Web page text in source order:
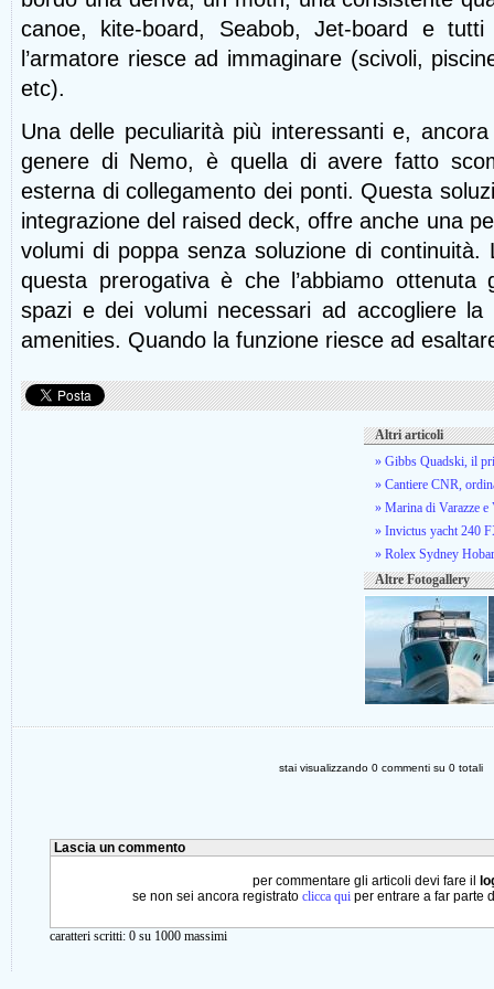
canoe, kite-board, Seabob, Jet-board e
l’armatore riesce ad immaginare (scivoli,
etc).
Una delle peculiarità più interessanti e,
genere di Nemo, è quella di avere fatto
esterna di collegamento dei ponti. Questa
integrazione del raised deck, offre anche una
volumi di poppa senza soluzione di continuità.
questa prerogativa è che l’abbiamo ottenuta
spazi e dei volumi necessari ad accogliere la
amenities. Quando la funzione riesce ad
Altri articoli
» Gibbs Quadski, il
» Cantiere CNR,
» Marina di Varazze e
» Invictus yacht 240
» Rolex Sydney
Altre Fotogallery
stai visualizzando 0commenti su 0totali
Lascia un commento
per commentare gli articoli devi fare il
se non sei ancora registrato clicca quiper entrare a far parte
caratteri scritti: 0 su 1000 massimi